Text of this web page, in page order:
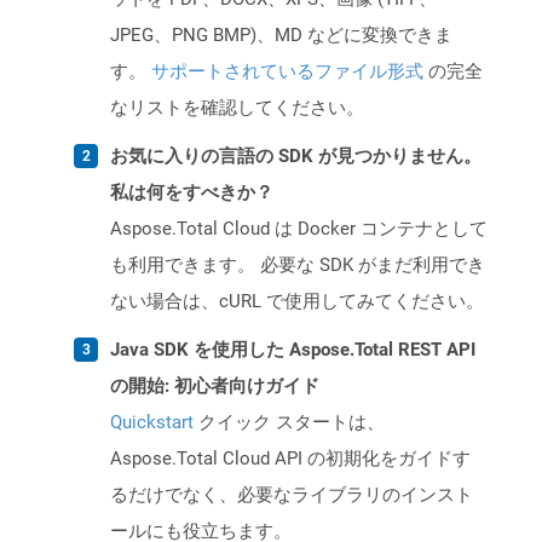
JPEG、PNG BMP)、MD などに変換できま
す。 サポートされているファイル形式 の完全
なリストを確認してください。
お気に入りの言語の SDK が見つかりません。
私は何をすべきか？
Aspose.Total Cloud は Docker コンテナとして
も利用できます。 必要な SDK がまだ利用でき
ない場合は、cURL で使用してみてください。
Java SDK を使用した Aspose.Total REST API
の開始: 初心者向けガイド
Quickstart クイック スタートは、
Aspose.Total Cloud API の初期化をガイドす
るだけでなく、必要なライブラリのインスト
ールにも役立ちます。